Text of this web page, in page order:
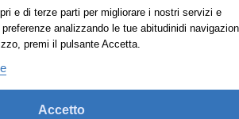
e di terze parti per migliorare i nostri servizi e
analizzando le tue abitudinidi
premi il pulsante Accetta.
Accetto
Trovaci anche su: